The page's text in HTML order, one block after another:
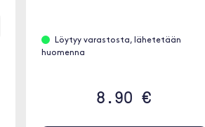
Löytyy varastosta, lähetetään
huomenna
8.90 €